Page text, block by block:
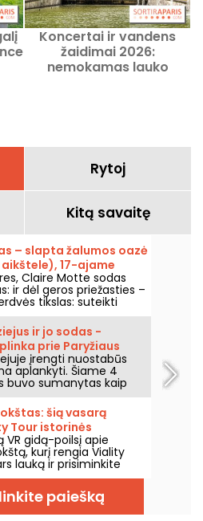
Koncertai ir vandens
žaidimai 2026:
nemokamas lauko
Rytoj
Kitą savaitę
– slapta žalumos oazė
17-ajame
Claire Motte sodas
ir dėl geros priežasties –
tikslas: suteikti
ramiai.
ir jo sodas -
prie Paryžiaus
įrengti nuostabūs
aplankyti. Šiame 4
buvo sumanytas kaip
nuostabus japoniškas
sodas,
miškai ir pievos. Tai tikra
šią vasarą
Tour istorinės
VR gidą-poilsį apie
kurį rengia Viality
lauką ir prisiminkite
bei jos atidarymą
iki šiol ištobulintas
kovo 31 d. Šia proga
kodą! O šiuo karščiu
paiešką